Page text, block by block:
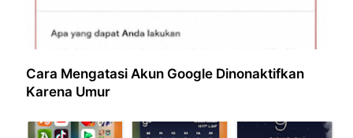
Cara Mengatasi Akun Google Dinonaktifkan
Karena Umur